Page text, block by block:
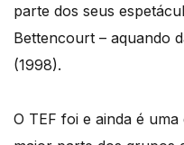
parte dos seus
Bettencourt – aquando
(1998).
O TEF foi e ainda é